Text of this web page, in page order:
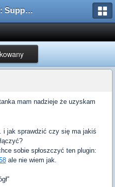
AMXX.pl: Support AMX Mod X i SourceMod
mam nadzieje że uzyskam
. i jak sprawdzić czy się ma jakiś
sobie spłoszczyć ten plugin:
ale nie wiem jak.